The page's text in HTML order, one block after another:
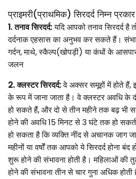
प्राइमरी(प्राथमिक) सिरदर्द निम्न
1. तनाव सिरदर्द:यदि आपको तनाव सिरदर्द
दर्दनाक एहसास का अनुभव कर सकते हैं।
गर्दन, माथे, स्कैल्प(खोपड़ी) या कंधों के
जलन
2. क्लस्टर सिरदर्द:वे अक्सर समूहों में होते हैं,
के रूप में जाना जाता है। वे क्लस्टर अवधि के
हो सकते हैं, और दो से तीन महीने तक बढ़ भी
होने की अवधि 15 मिनट से 3 घंटे तक हो
हो सकता है कि व्यक्ति नींद से अचानक जाग
महीनों या वर्षों तक आपको ये सिरदर्द होना
शुरू होने की संभावना होती है। महिलाओं की
होने की संभावना तीन से चार गुना अधिक होती